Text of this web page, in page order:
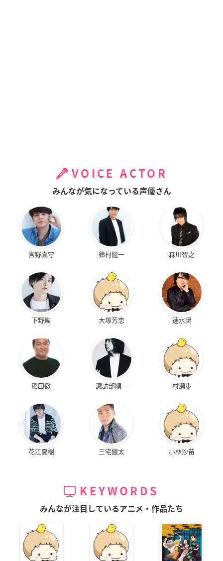
VOICE ACTOR
みんなが気になっている声優さん
宮野真守 鈴村健一 森川智之
下野紘 大塚芳忠 速水奨
稲田徹 諏訪部順一 村瀬歩
花江夏樹 三宅健太 小林沙苗
KEYWORDS
みんなが注目しているアニメ・作品たち